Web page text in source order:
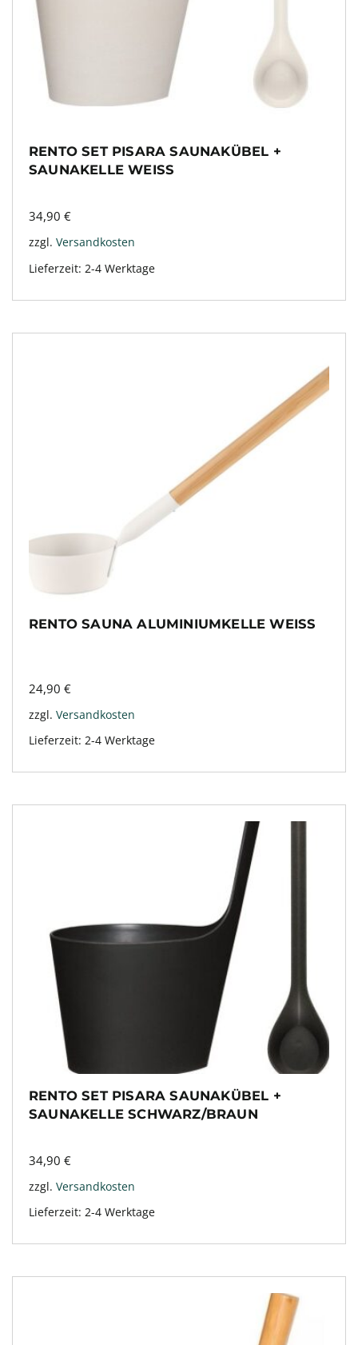
RENTO SET PISARA SAUNAKÜBEL +
SAUNAKELLE WEISS
34,90 €
zzgl. Versandkosten
Lieferzeit: 2-4 Werktage
RENTO SAUNA ALUMINIUMKELLE WEISS
24,90 €
zzgl. Versandkosten
Lieferzeit: 2-4 Werktage
RENTO SET PISARA SAUNAKÜBEL +
SAUNAKELLE SCHWARZ/BRAUN
34,90 €
zzgl. Versandkosten
Lieferzeit: 2-4 Werktage